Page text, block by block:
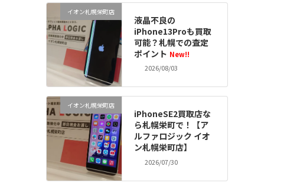
イオン札幌栄町店
液晶不良の
iPhone13Proも買取
可能？札幌での査定
ポイント New!!
2026/08/03
イオン札幌栄町店
iPhoneSE2買取店な
ら札幌栄町で！【ア
ルファロジック イオ
ン札幌栄町店】
2026/07/30